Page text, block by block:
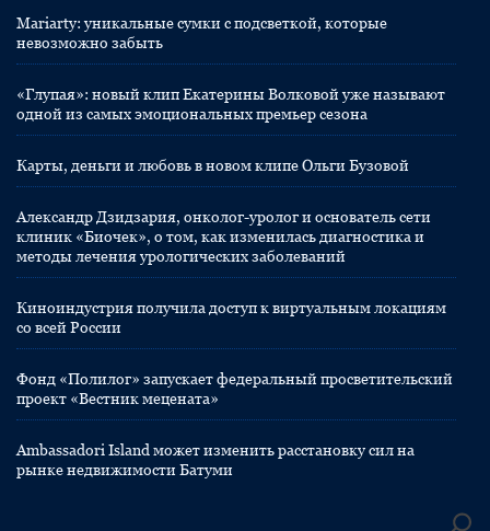
Mariarty: уникальные сумки с подсветкой, которые
невозможно забыть
«Глупая»: новый клип Екатерины Волковой уже называют
одной из самых эмоциональных премьер сезона
Карты, деньги и любовь в новом клипе Ольги Бузовой
Александр Дзидзария, онколог-уролог и основатель сети
клиник «Биочек», о том, как изменилась диагностика и
методы лечения урологических заболеваний
Киноиндустрия получила доступ к виртуальным локациям
со всей России
Фонд «Полилог» запускает федеральный просветительский
проект «Вестник мецената»
Ambassadori Island может изменить расстановку сил на
рынке недвижимости Батуми